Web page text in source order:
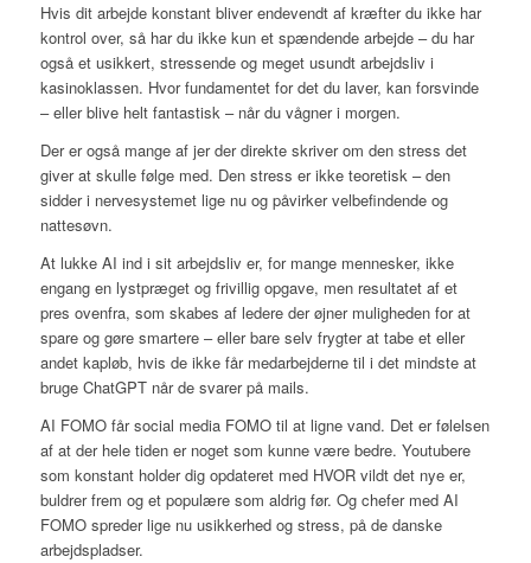
Hvis dit arbejde konstant bliver endevendt af kræfter du ikke har
kontrol over, så har du ikke kun et spændende arbejde – du har
også et usikkert, stressende og meget usundt arbejdsliv i
kasinoklassen. Hvor fundamentet for det du laver, kan forsvinde
– eller blive helt fantastisk – når du vågner i morgen.
Der er også mange af jer der direkte skriver om den stress det
giver at skulle følge med. Den stress er ikke teoretisk – den
sidder i nervesystemet lige nu og påvirker velbefindende og
nattesøvn.
At lukke AI ind i sit arbejdsliv er, for mange mennesker, ikke
engang en lystpræget og frivillig opgave, men resultatet af et
pres ovenfra, som skabes af ledere der øjner muligheden for at
spare og gøre smartere – eller bare selv frygter at tabe et eller
andet kapløb, hvis de ikke får medarbejderne til i det mindste at
bruge ChatGPT når de svarer på mails.
AI FOMO får social media FOMO til at ligne vand. Det er følelsen
af at der hele tiden er noget som kunne være bedre. Youtubere
som konstant holder dig opdateret med HVOR vildt det nye er,
buldrer frem og et populære som aldrig før. Og chefer med AI
FOMO spreder lige nu usikkerhed og stress, på de danske
arbejdspladser.